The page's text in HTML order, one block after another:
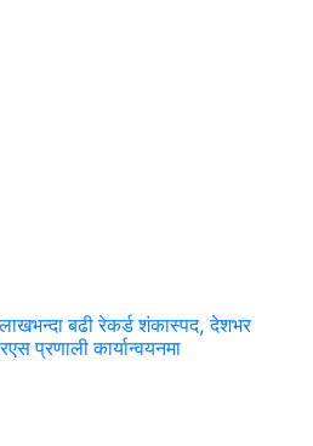
बढी रेकर्ड शंकास्पद, देशभर
प्रणाली कार्यान्वयनमा